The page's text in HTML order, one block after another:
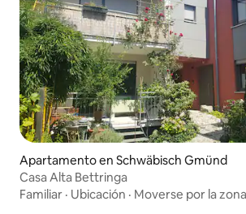
Apartamento en Schwäbisch Gmünd
Casa Alta Bettringa
Familiar · Ubicación · Moverse por la zona